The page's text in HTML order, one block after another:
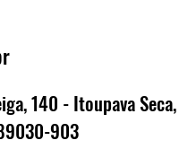
Fritz Müller marca
na Fenabrave,
140 - Itoupava Seca,
903